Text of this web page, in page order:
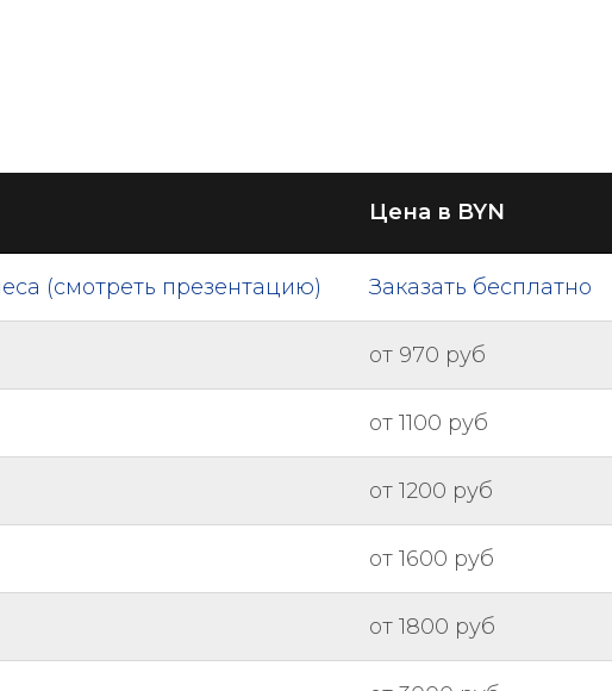
Цена в BYN
(смотреть презентацию) Заказать бесплатно
от 970 руб
от 1100 руб
от 1200 руб
от 1600 руб
от 1800 руб